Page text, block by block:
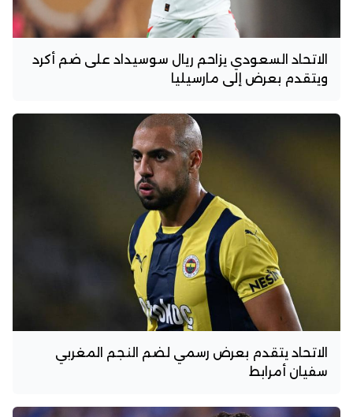
الاتحاد السعودي يزاحم ريال سوسيداد على ضم أكرد
ويتقدم بعرض إلى مارسيليا
الاتحاد يتقدم بعرض رسمي لضم النجم المغربي
سفيان أمرابط